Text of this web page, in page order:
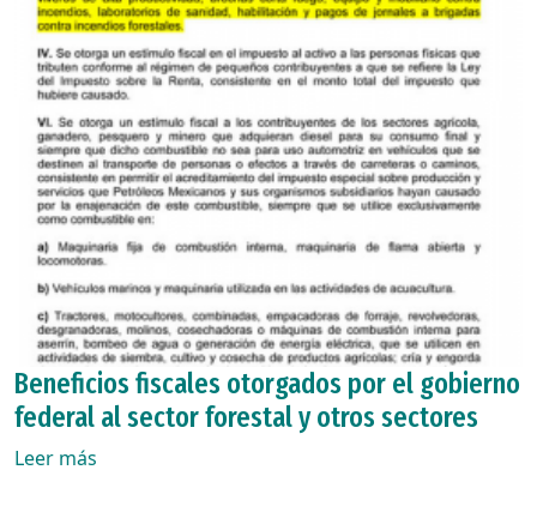
Beneficios fiscales otorgados por el gobierno
federal al sector forestal y otros sectores
Leer más